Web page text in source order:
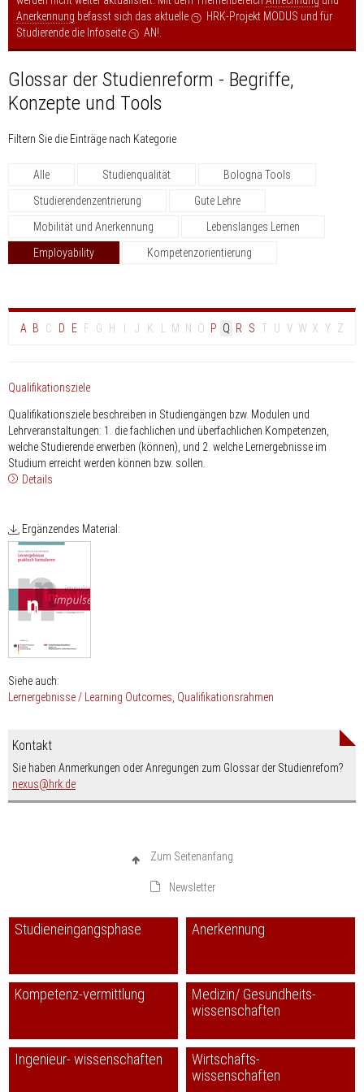
Anerkennung befasst sich das aktuelle HRK-Projekt MODUS und für
Studierende die Infoseite
AN!
Glossar der Studienreform - Begriffe,
Konzepte und Tools
Filtern Sie die Einträge nach Kategorie
Alle Studienqualität
Bologna Tools
Studierendenzentrierung
Gute Lehre
Mobilität und Anerkennung
Lebenslanges Lernen
Employability
Kompetenzorientierung
A B C D E F G H J K M N O P Q R S T V W X Y Z
Qualifikationsziele
Qualifikationsziele beschreiben in Studiengängen bzw. Modulen und
Lehrveranstaltungen: 1. die fachlichen und überfachlichen Kompetenzen,
welche Studierende erwerben (können), und 2. welche Lernergebnisse im
Studium erreicht werden können bzw. sollen.
Details
Ergänzendes Material:
Siehe auch:
Lernergebnisse / Learning Outcomes Qualifikationsrahmen
Kontakt
Sie haben Anmerkungen oder Anregungen zum Glossar der Studienrefom?
nexus
nospam-
hrk.de
Zum Seitenanfang
Newsletter
Studieneingangsphase Anerkennung
Kompetenz-vermittlung
Medizin/ Gesundheits-
wissenschaften
Ingenieur- wissenschaften
Wirtschafts-
wissenschaften